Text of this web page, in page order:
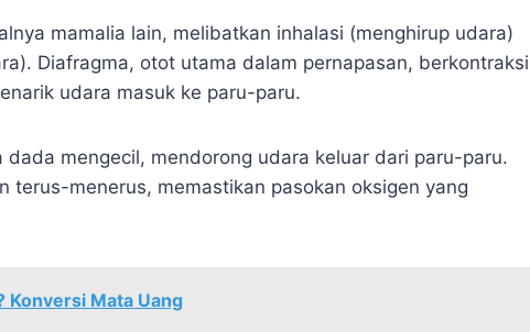
mamalia lain, melibatkan inhalasi (menghirup udara)
Diafragma, otot utama dalam pernapasan, berkontraksi
udara masuk ke paru-paru.
mengecil, mendorong udara keluar dari paru-paru.
terus-menerus, memastikan pasokan oksigen yang
Konversi Mata Uang